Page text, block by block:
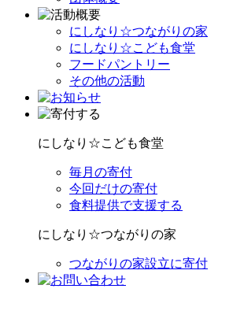
にしなり☆つながりの家
にしなり☆こども食堂
フードパントリー
その他の活動
にしなり☆こども食堂
毎月の寄付
今回だけの寄付
食料提供で支援する
にしなり☆つながりの家
つながりの家設立に寄付